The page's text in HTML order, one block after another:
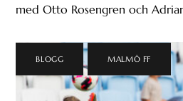
med Otto Rosengren och
BLOGG MALMÖ FF